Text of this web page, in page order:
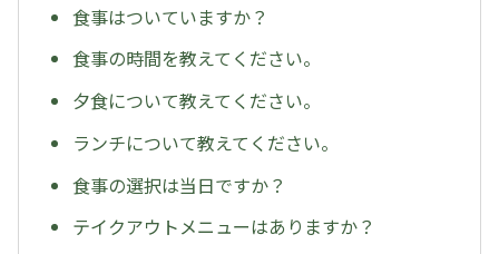
食事はついていますか？
食事の時間を教えてください。
夕食について教えてください。
ランチについて教えてください。
食事の選択は当日ですか？
テイクアウトメニューはありますか？